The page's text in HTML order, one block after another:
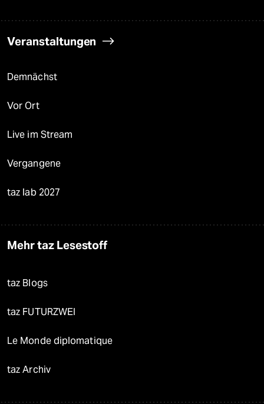
Veranstaltungen
Demnächst
Vor Ort
Live im Stream
Vergangene
taz lab 2027
Mehr taz Lesestoff
taz Blogs
taz FUTURZWEI
Le Monde diplomatique
taz Archiv